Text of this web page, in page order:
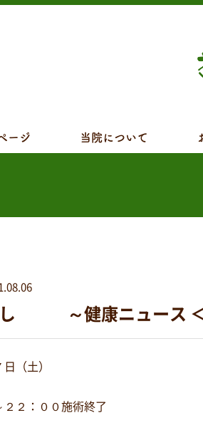
ージ 当院について
し ～健康ニュース
（土）
２２：００施術終了